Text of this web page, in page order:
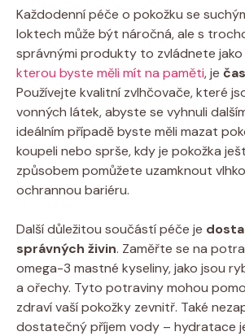
Každodenní ‍péče ⁤o ‌pokožku se
loktech může být ‌náročná, ale ​s
správnými produkty ⁤to zvládnete jako
kterou byste měli mít na paměti, ⁤je
⁢Používejte kvalitní zvlhčovače,⁣ které
vonných látek,‍ abyste se vyhnuli
ideálním případě byste ‍měli ‍mazat⁢
⁢koupeli nebo sprše, ⁣kdy ​je pokožka
způsobem pomůžete ​uzamknout
ochrannou bariéru.
Další důležitou součástí péče je
⁢správných živin. Zaměřte se na​
omega-3 mastné kyseliny,‍ jako jsou
⁢a ořechy.‍ Tyto⁢ potraviny mohou
zdraví vaší pokožky zevnitř. Také⁢
dostatečný příjem⁤ vody – hydratace